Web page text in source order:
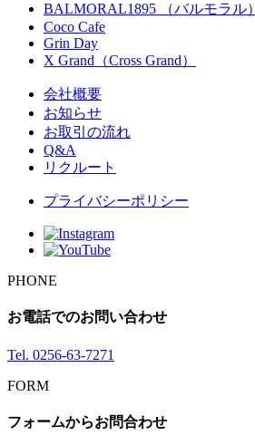
BALMORAL1895 （バルモラル）
Coco Cafe
Grin Day
X Grand（Cross Grand）
会社概要
お知らせ
お取引の流れ
Q&A
リクルート
プライバシーポリシー
PHONE
お電話でのお問い合わせ
Tel. 0256-63-7271
FORM
フォームからお問合わせ